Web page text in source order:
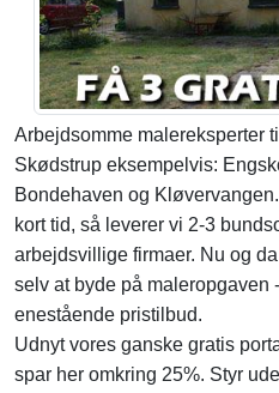
Arbejdsomme malereksperter
Skødstrup eksempelvis:
Bondehaven og
kort tid, så leverer vi 2-3
arbejdsvillige firmaer. Nu og
selv at byde på maleropgaven
enestående pristilbud.
Udnyt vores ganske gratis
spar her omkring 25%. Styr